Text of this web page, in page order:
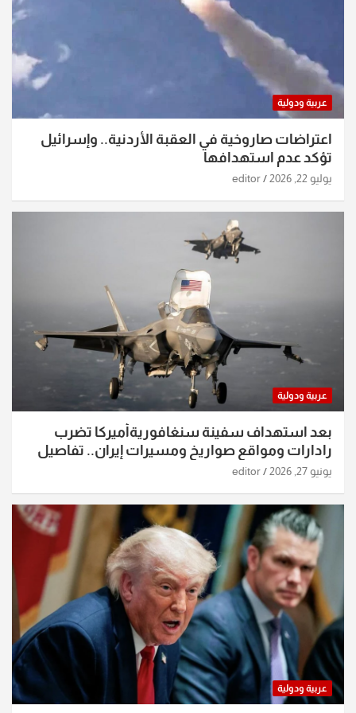
عربية ودولية
اعتراضات صاروخية في العقبة الأردنية.. وإسرائيل
تؤكد عدم استهدافها
يوليو 22, 2026 editor
عربية ودولية
بعد استهداف سفينة سنغافوريةأميركا تضرب
رادارات ومواقع صواريخ ومسيرات إيران.. تفاصيل
الساعات الماضية
يونيو 27, 2026 editor
عربية ودولية